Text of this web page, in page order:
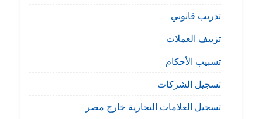
تدريب قانوني
تزييف العملات
تسبيب الأحكام
تسجيل الشركات
تسجيل العلامات التجارية خارج مصر